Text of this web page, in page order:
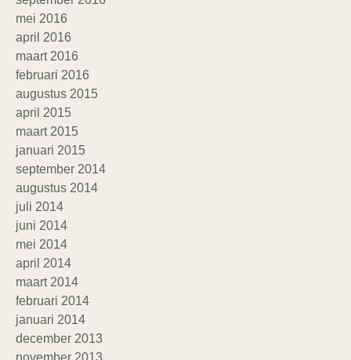
mei 2016
april 2016
maart 2016
februari 2016
augustus 2015
april 2015
maart 2015
januari 2015
september 2014
augustus 2014
juli 2014
juni 2014
mei 2014
april 2014
maart 2014
februari 2014
januari 2014
december 2013
november 2013